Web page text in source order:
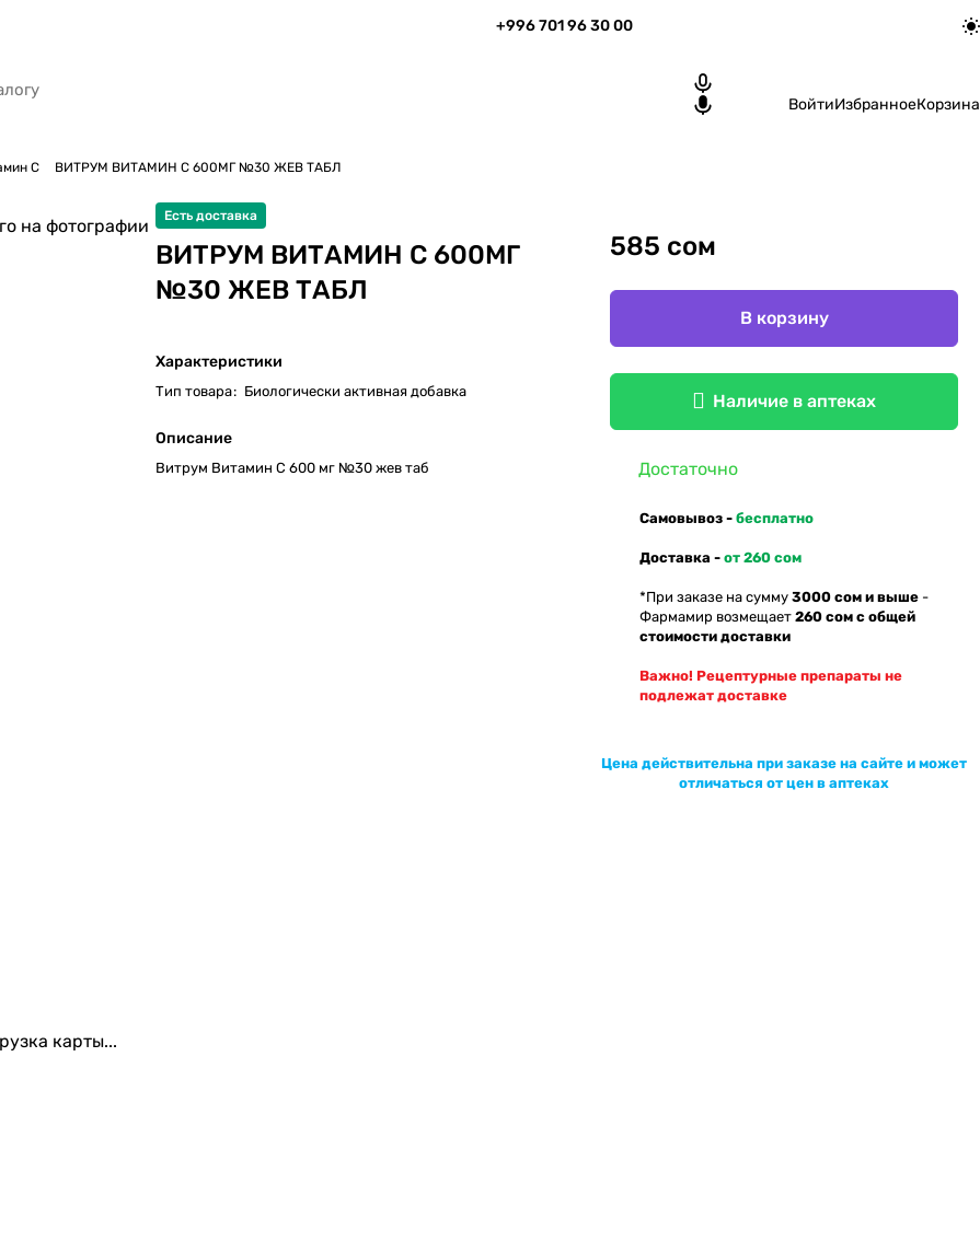
+996 701 96 30 00
ВойтиИзбранноеКорзина
С ВИТРУМ ВИТАМИН С 600МГ №30 ЖЕВ ТАБЛ
на фотографии Есть доставка
ВИТРУМ ВИТАМИН С 600МГ
№30 ЖЕВ ТАБЛ
Характеристики
Тип товара: Биологически активная добавка
Описание
Витрум Витамин С 600 мг №30 жев таб
585 сом
В корзину
Наличие в аптеках
Достаточно
Самовывоз - бесплатно
Доставка - от 260 сом
*При заказе на сумму 3000 сом и выше -
Фармамир возмещает 260 сом с общей
стоимости доставки
Важно! Рецептурные препараты не
подлежат доставке
Цена действительна при заказе на сайте и может
отличаться от цен в аптеках
карты...